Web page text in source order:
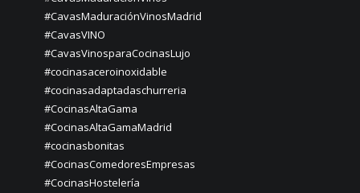
#CavasMaduraciónVinosMadrid
#CavasVINO
#CavasVinosparaCocinasLujo
#cocinasaceroinoxidable
#cocinasadaptadaschurreria
#CocinasAltaGama
#CocinasAltaGamaMadrid
#cocinasbonitas
#CocinasComedoresEmpresas
#CocinasHostelería